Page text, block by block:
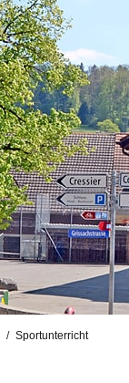
Sportunterricht